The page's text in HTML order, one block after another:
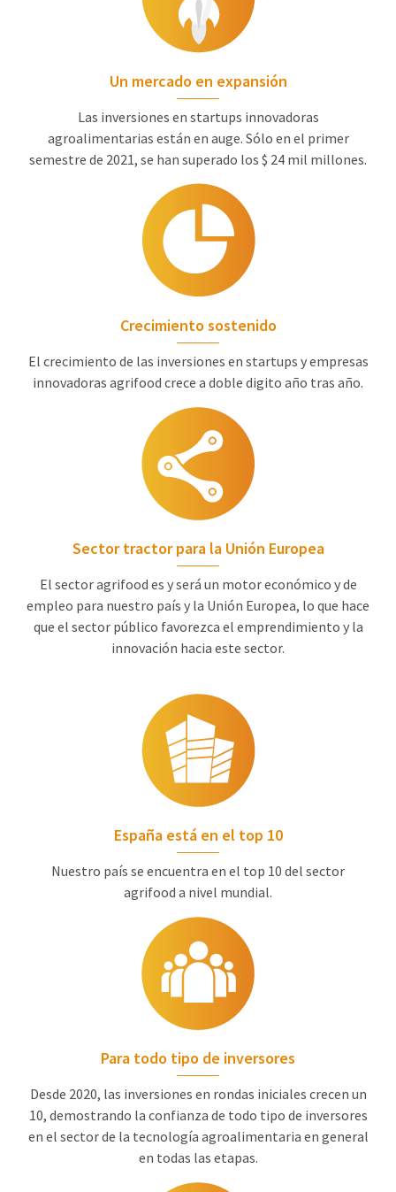
Un mercado en expansión
Las inversiones en startups innovadoras
agroalimentarias están en auge. Sólo en el primer
semestre de 2021, se han superado los $ 24 mil millones.
Crecimiento sostenido
El crecimiento de las inversiones en startups y empresas
innovadoras agrifood crece a doble digito año tras año.
Sector tractor para la Unión Europea
El sector agrifood es y será un motor económico y de
empleo para nuestro país y la Unión Europea, lo que hace
que el sector público favorezca el emprendimiento y la
innovación hacia este sector.
España está en el top 10
Nuestro país se encuentra en el top 10 del sector
agrifood a nivel mundial.
Para todo tipo de inversores
Desde 2020, las inversiones en rondas iniciales crecen un
10, demostrando la confianza de todo tipo de inversores
en el sector de la tecnología agroalimentaria en general
en todas las etapas.